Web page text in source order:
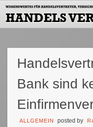
Bank sind
ALLGEMEIN posted by